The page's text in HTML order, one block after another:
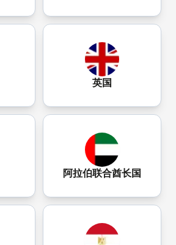
英国
阿拉伯联合酋长国